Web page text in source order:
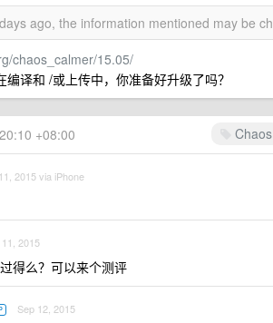
ago, the information mentioned may be
chaos_calmer/15.05/
译和 /或上传中，你准备好升级了吗？
Chaos
+08:00
2015 via iPhone
11, 2015
得么？可以来个测评
Sep 12, 2015